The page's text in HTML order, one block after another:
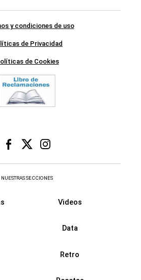
y condiciones de uso
de Privacidad
de Cookies
NUESTRAS SECCIONES
Videos
Data
Retro